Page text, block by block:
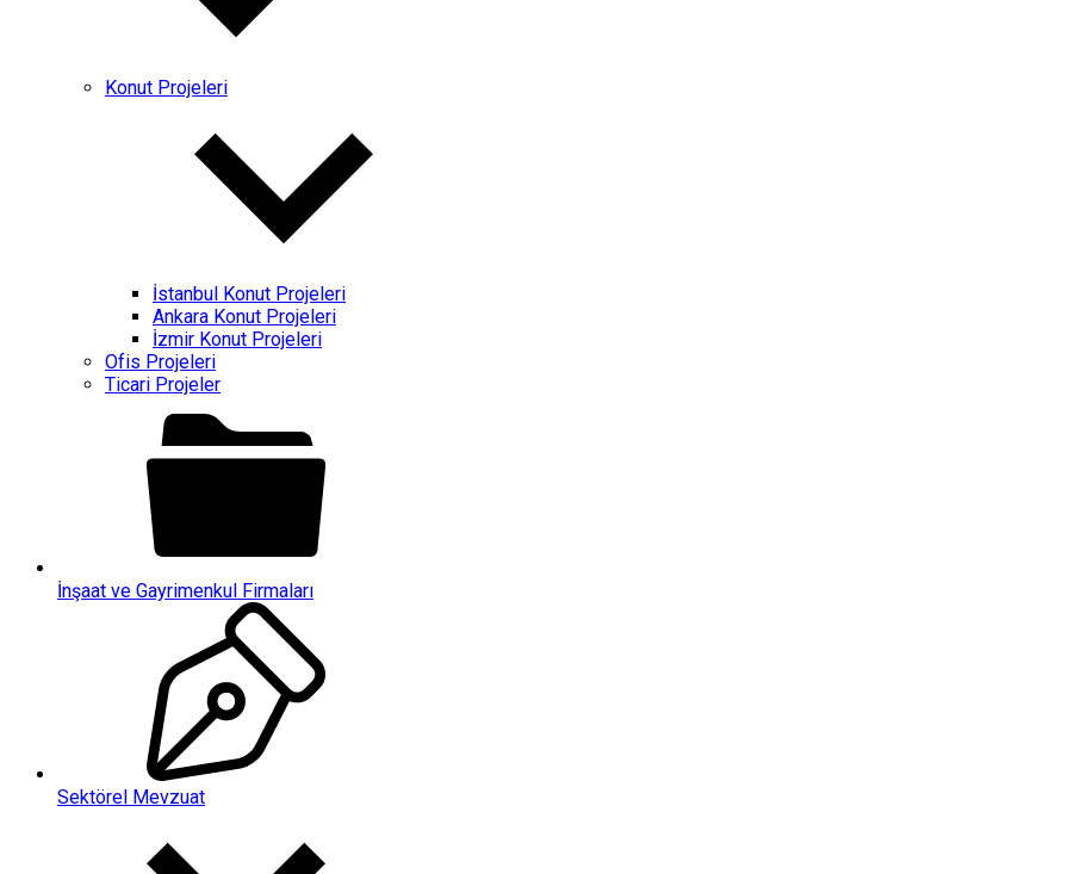
Konut Projeleri
İstanbul Konut Projeleri
Ankara Konut Projeleri
İzmir Konut Projeleri
Ofis Projeleri
Ticari Projeler
İnşaat ve Gayrimenkul Firmaları
Sektörel Mevzuat